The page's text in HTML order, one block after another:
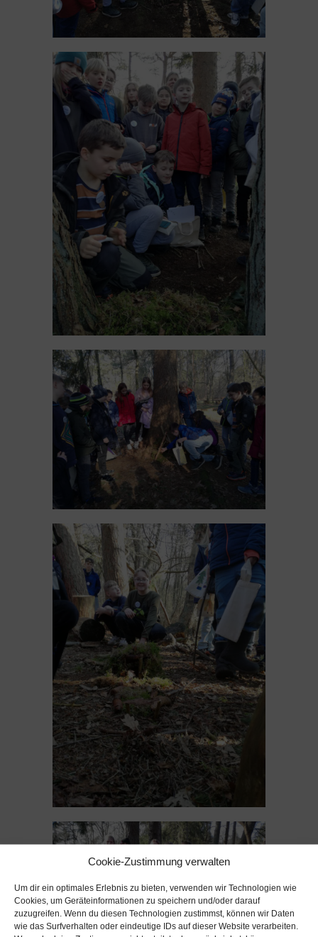
Cookie-Zustimmung verwalten
Um dir ein optimales Erlebnis zu bieten, verwenden wir Technologien wie
Cookies, um Geräteinformationen zu speichern und/oder darauf
zuzugreifen. Wenn du diesen Technologien zustimmst, können wir Daten
wie das Surfverhalten oder eindeutige IDs auf dieser Website verarbeiten.